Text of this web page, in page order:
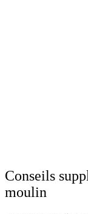
Conseils
moulin